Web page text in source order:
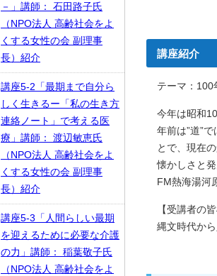
講座紹介
テーマ：100
今年は昭和
年前は”道”
とで、現在
懐かしさと
FM熱海湯河
【受講者の皆
縄文時代か
－」講師： 石田路子氏
（NPO法人 高齢社会をよ
くする女性の会 副理事
長）紹介
講座5-2「最期まで自分ら
しく生きるー「私の生き方
連絡ノート」で考える医
療」講師： 渡辺敏恵氏
（NPO法人 高齢社会をよ
くする女性の会 副理事
長）紹介
講座5-3「人間らしい最期
を迎えるために必要な介護
の力」講師： 稲葉敬子氏
（NPO法人 高齢社会をよ